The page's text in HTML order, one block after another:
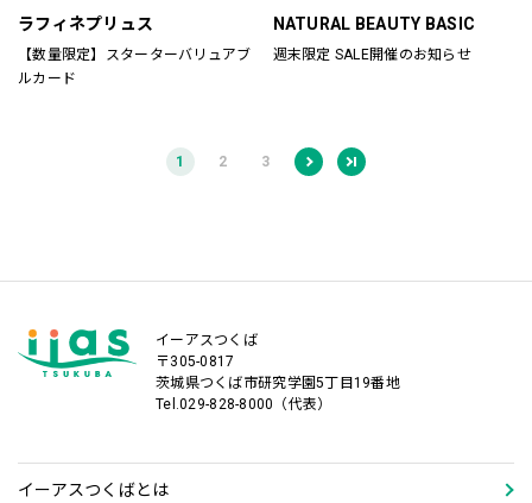
ラフィネプリュス
【数量限定】スターターバリュアブ
ルカード
NATURAL BEAUTY BASIC
週末限定 SALE開催のお知らせ
1 2 3
イーアスつくば
〒305-0817
茨城県つくば市研究学園5丁目19番地
Tel.029-828-8000（代表）
イーアスつくばとは